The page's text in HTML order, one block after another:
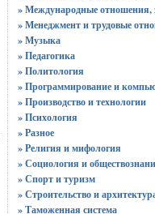
» Международные отношения,
» Менеджмент и трудовые
» Музыка
» Педагогика
» Политология
» Программирование и
» Производство и технологии
» Психология
» Разное
» Религия и мифология
» Социология и
» Спорт и туризм
» Строительство и
» Таможенная система